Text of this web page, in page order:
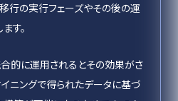
移行の実行フェーズやその後の運
す。
的に運用されるとその効果がさ
イニングで得られたデータに基づ